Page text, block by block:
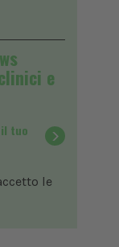
e
tuo
le